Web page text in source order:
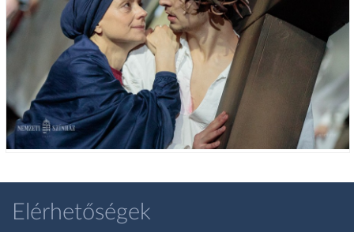
Elérhetőségek